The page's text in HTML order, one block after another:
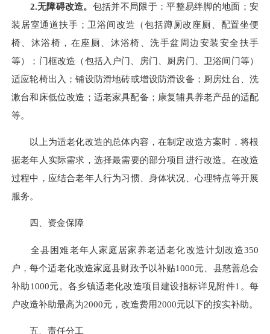
2.无障碍改造。 包括并不局限于：平整易绊脚的地面；安
装居室通道扶手；卫浴间改造（包括蹲厕改座厕、配置坐便
椅、沐浴椅，在座厕、沐浴椅、洗手盆周边安装安全扶手
等）；门框改造（包括入户门、房门、厨房门、卫浴间门等）
适应轮椅出入；铺设防滑地砖或增设防滑设备；厨房灶台、洗
漱台和床低位改造；适老家具配备 ； 康复辅具养老产品的适配
等。
以上为适老化改造的总体内容，在制定改造方案时，将根
据老年人实际需求，选择最需要的部分项目进行改造。在改造
过程中，应结合老年人行为习惯、身体状况、心理特点等开展
服务。
四、资金保障
全县困难老年人家庭居家养老适老化改造计划改造350
户，每个适老化改造家庭县财政予以补贴1000元
县慈善总会
补助1000元。各乡镇适老化改造项目建设指标详见附件1。每
户改造补助最高为2000元，改造费用2000元以下的按实补助。
五、责任分工